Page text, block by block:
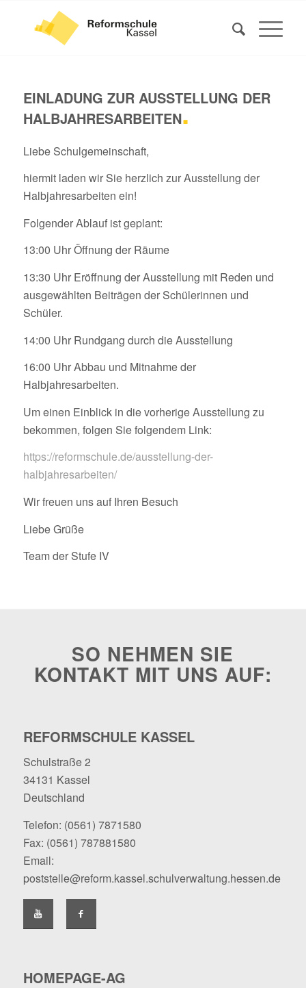
EINLADUNG ZUR AUSSTELLUNG DER
HALBJAHRESARBEITEN.
Liebe Schulgemeinschaft,
hiermit laden wir Sie herzlich zur Ausstellung der
Halbjahresarbeiten ein!
Folgender Ablauf ist geplant:
13:00 Uhr Öffnung der Räume
13:30 Uhr Eröffnung der Ausstellung mit Reden und
ausgewählten Beiträgen der Schülerinnen und
Schüler.
14:00 Uhr Rundgang durch die Ausstellung
16:00 Uhr Abbau und Mitnahme der
Halbjahresarbeiten.
Um einen Einblick in die vorherige Ausstellung zu
bekommen, folgen Sie folgendem Link:
https://reformschule.de/ausstellung-der-
halbjahresarbeiten/
Wir freuen uns auf Ihren Besuch
Liebe Grüße
Team der Stufe IV
SO NEHMEN SIE
KONTAKT MIT UNS AUF:
REFORMSCHULE KASSEL
Schulstraße 2
34131 Kassel
Deutschland
Telefon: (0561) 7871580
Fax: (0561) 787881580
Email:
poststelle@reform.kassel.schulverwaltung.hessen.de
HOMEPAGE-AG